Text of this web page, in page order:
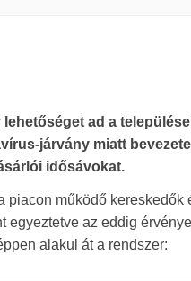
lehetőséget ad a
járvány miatt
idősávokat.
piacon működő
az eddig
alakul át a rendszer: